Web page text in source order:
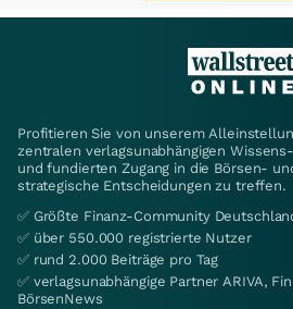
Profitieren Sie von unserem
zentralen verlagsunabhängigen
und fundierten Zugang in die Börsen-
strategische Entscheidungen zu treffen.
✅ Größte Finanz-Community
✅ über 550.000 registrierte Nutzer
✅ rund 2.000 Beiträge pro Tag
✅ verlagsunabhängige Partner ARIVA,
BörsenNews